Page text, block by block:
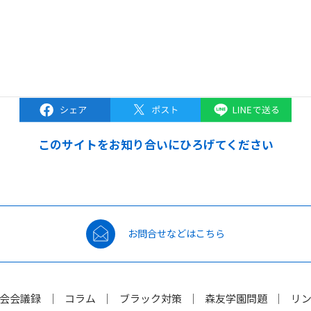
このサイトをお知り合いにひろげてください
お問合せなどはこちら
会議録 コラム ブラック対策 森友学園問題 リ